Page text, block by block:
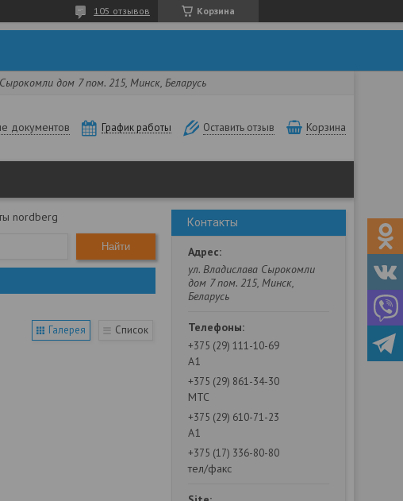
Корзина
105 отзывов
дом 7 пом. 215, Минск, Беларусь
документов График работы Оставить отзыв Корзина
nordberg
Найти
Галерея Список
Контакты
ул. Владислава Сырокомли
дом 7 пом. 215, Минск,
Беларусь
+375 (29) 111-10-69
А1
+375 (29) 861-34-30
МТС
+375 (29) 610-71-23
А1
+375 (17) 336-80-80
тел/факс